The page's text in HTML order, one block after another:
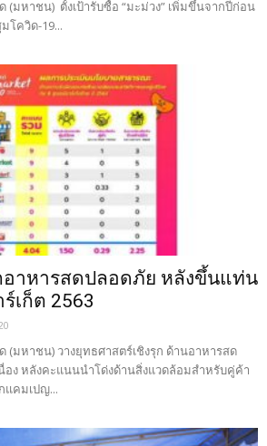
มหาชน) ตั้งเป้ารับซื้อ “มะม่วง” เพิ่มขึ้นจากปีก่อน
โควิด-19...
าหารสดปลอดภัย หลังขึ้นแท่น
เก็ต 2563
มหาชน) วางยุทธศาสตร์เชิงรุก ด้านอาหารสด
อง หลังคะแนนนำโด่งด้านสิ่งแวดล้อมสำหรับคู่ค้า
แคมเปญ...